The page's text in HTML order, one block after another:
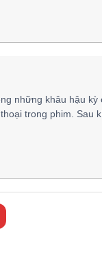
những khâu hậu
trong phim. Sau